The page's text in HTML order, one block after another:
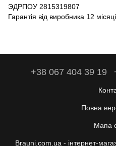
ЭДРПОУ 2815319807
Гарантія від виробника 12
+38 067 404 39 19
Повна
Мапа
Brauni.com.ua - інтернет-